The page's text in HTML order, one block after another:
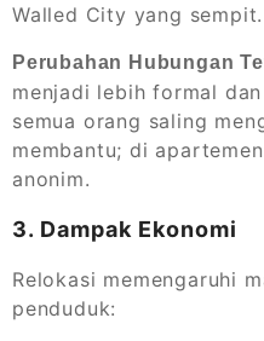
Walled City yang sempit.
Perubahan Hubungan
menjadi lebih formal
semua orang saling
membantu; di
anonim.
3. Dampak Ekonomi
Relokasi memengaruhi
penduduk: